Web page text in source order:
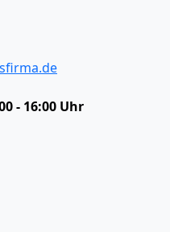
- 16:00 Uhr